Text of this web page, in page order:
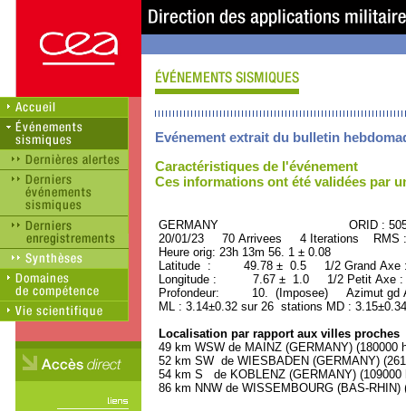
Evénement extrait du bulletin
Caractéristiques de l'événement
Ces informations ont été validées par
GERMANY ORID :
20/01/23 70 Arrivees 4 Iterations RMS
Heure orig: 23h 13m 56. 1 ± 0.08
Latitude : 49.78 ± 0.5 1/2 Grand
Longitude : 7.67 ± 1.0 1/2 Petit Axe
Profondeur: 10. (Imposee) Azimut gd
ML : 3.14±0.32 sur 26 stations MD :
Localisation par rapport aux villes proches
49 km WSW de MAINZ (GERMANY) (180000
52 km SW de WIESBADEN (GERMANY)
54 km S de KOBLENZ (GERMANY) (109000
86 km NNW de WISSEMBOURG (BAS-RHIN)